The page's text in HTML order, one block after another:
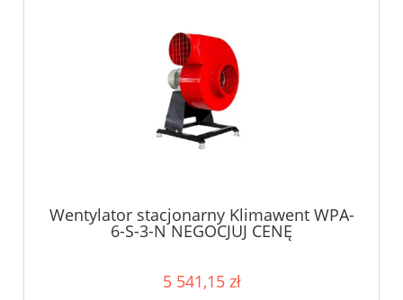
Wentylator stacjonarny Klimawent WPA-
6-S-3-N NEGOCJUJ CENĘ
5 541,15 zł